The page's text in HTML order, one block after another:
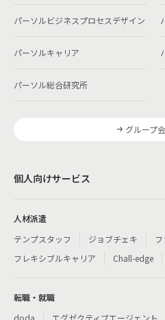
パーソルビジネスプロセスデザイン
パーソルキャリア
パーソル総合研究所
グループ
個人向けサービス
人材派遣
テンプスタッフ
ジョブチェキ
フレキシブルキャリア
Chall-edge
転職・就職
doda
エグゼクティブエージェント